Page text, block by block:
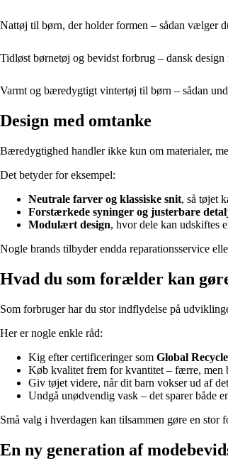
Nattøj til børn, der holder formen – sådan vælger
Tidløst børnetøj og bevidst forbrug – dansk
Varmt og bæredygtigt vintertøj til børn – sådan
Design med omtanke
Bæredygtighed handler ikke kun om materialer,
Det betyder for eksempel:
Neutrale farver og klassiske snit, så tøjet
Forstærkede syninger og justerbare
Modulært design, hvor dele kan udskiftes
Nogle brands tilbyder endda reparationsservice
Hvad du som forælder kan
Som forbruger har du stor indflydelse på
Her er nogle enkle råd:
Kig efter certificeringer som Global
Køb kvalitet frem for kvantitet – færre, men
Giv tøjet videre, når dit barn vokser ud af
Undgå unødvendig vask – det sparer både
Små valg i hverdagen kan tilsammen gøre en stor
En ny generation af